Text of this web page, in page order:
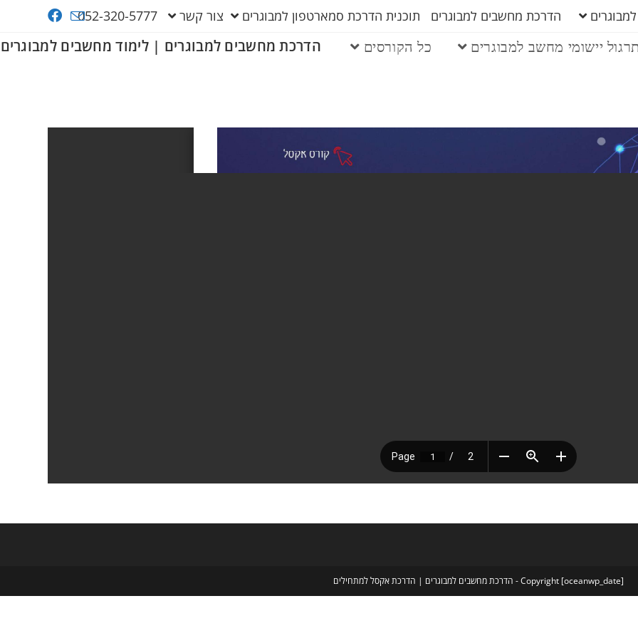
הדרכת מחשבים למבוגרים תוכנית הדרכת סמארטפון למבוגרים צור קשר 052-320-5777
הדרכת מחשבים למבוגרים | לימוד מחשבים למבוגרים כל הקורסים תרגול יישומי מחשב למבוגרים
Copyright [oceanwp_date] - הדרכת מחשבים למבוגרים | הדרכת אקסל למתחילים